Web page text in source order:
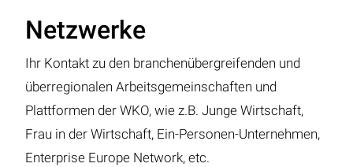
Netzwerke
Ihr Kontakt zu den branchenübergreifenden und
überregionalen Arbeitsgemeinschaften und
Plattformen der WKO, wie z.B. Junge Wirtschaft,
Frau in der Wirtschaft, Ein-Personen-Unternehmen,
Enterprise Europe Network, etc.